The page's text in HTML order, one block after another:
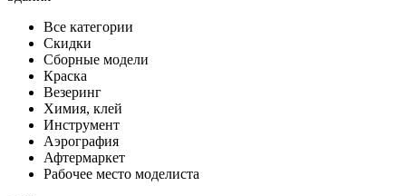
Все категории
Скидки
Сборные модели
Краска
Везеринг
Химия, клей
Инструмент
Аэрография
Афтермаркет
Рабочее место моделиста